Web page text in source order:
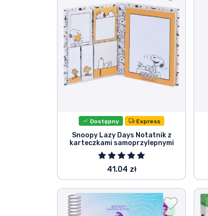
Dostępny Express
Snoopy Lazy Days Notatnik z
karteczkami samoprzylepnymi
41.04 zł